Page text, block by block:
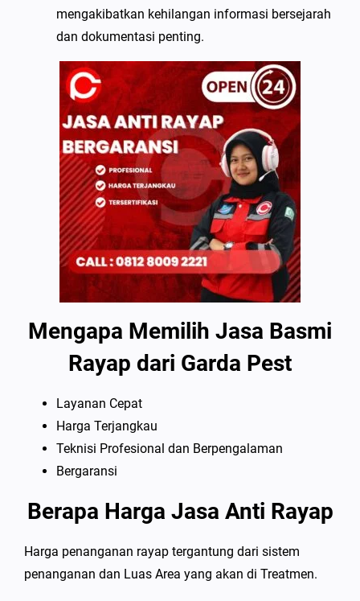
mengakibatkan kehilangan informasi bersejarah
dan dokumentasi penting.
Mengapa Memilih Jasa Basmi
Rayap dari Garda Pest
Layanan Cepat
Harga Terjangkau
Teknisi Profesional dan Berpengalaman
Bergaransi
Berapa Harga Jasa Anti Rayap
Harga penanganan rayap tergantung dari sistem
penanganan dan Luas Area yang akan di Treatmen.